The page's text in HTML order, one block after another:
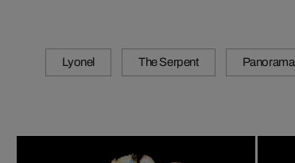
Lyonel The Serpent Panorama